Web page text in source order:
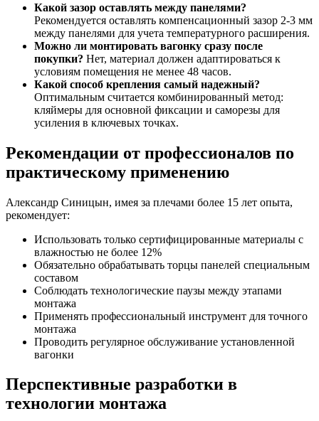
Какой зазор оставлять между панелями?
Рекомендуется оставлять компенсационный зазор 2-3 мм
между панелями для учета температурного расширения.
Можно ли монтировать вагонку сразу после
покупки? Нет, материал должен адаптироваться к
условиям помещения не менее 48 часов.
Какой способ крепления самый надежный?
Оптимальным считается комбинированный метод:
кляймеры для основной фиксации и саморезы для
усиления в ключевых точках.
Рекомендации от профессионалов по
практическому применению
Александр Синицын, имея за плечами более 15 лет опыта,
рекомендует:
Использовать только сертифицированные материалы с
влажностью не более 12%
Обязательно обрабатывать торцы панелей специальным
составом
Соблюдать технологические паузы между этапами
монтажа
Применять профессиональный инструмент для точного
монтажа
Проводить регулярное обслуживание установленной
вагонки
Перспективные разработки в
технологии монтажа